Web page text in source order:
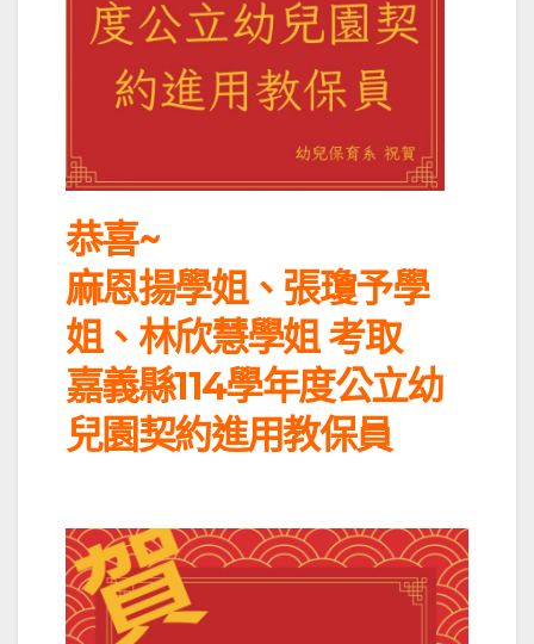
恭喜~
麻恩揚學姐、張瓊予學
姐、林欣慧學姐 考取
嘉義縣114學年度公立幼
兒園契約進用教保員